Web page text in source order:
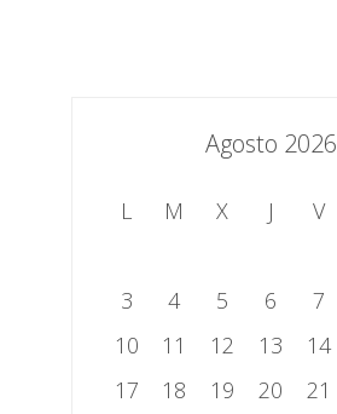
Agosto 2026
L M X J V
3
4 5 6 7
10
11 12 13 14
17
18 19 20 21